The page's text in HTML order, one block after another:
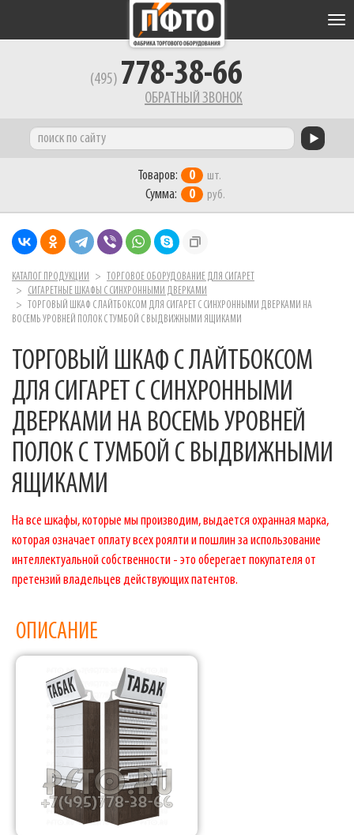
(495) 778-38-66
ОБРАТНЫЙ ЗВОНОК
Фабрика торгового оборудования
Товаров: 0 шт.
Сумма: 0 руб.
КАТАЛОГ ПРОДУКЦИИ
ТОРГОВОЕ ОБОРУДОВАНИЕ ДЛЯ СИГАРЕТ
СИГАРЕТНЫЕ ШКАФЫ C СИНХРОННЫМИ ДВЕРКАМИ
ТОРГОВЫЙ ШКАФ С ЛАЙТБОКСОМ ДЛЯ СИГАРЕТ C СИНХРОННЫМИ ДВЕРКАМИ НА
ВОСЕМЬ УРОВНЕЙ ПОЛОК С ТУМБОЙ С ВЫДВИЖНЫМИ ЯЩИКАМИ
ТОРГОВЫЙ ШКАФ С ЛАЙТБОКСОМ
ДЛЯ СИГАРЕТ C СИНХРОННЫМИ
ДВЕРКАМИ НА ВОСЕМЬ УРОВНЕЙ
ПОЛОК С ТУМБОЙ С ВЫДВИЖНЫМИ
ЯЩИКАМИ
На все шкафы, которые мы производим, выдается охранная марка,
которая означает оплату всех роялти и пошлин за использование
интеллектуальной собственности - это оберегает покупателя от
претензий владельцев действующих патентов.
ОПИСАНИЕ